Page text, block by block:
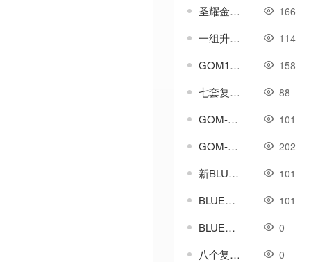
圣耀金戒-可进阶升级型首饰素材 166
一组升级进阶类传奇称号素材 114
GOM1108高清定制盛大复古UI时装称号连击UI 158
七套复古首饰特效素材 88
GOM-GEE-LF通用天下第一脚本-比等级-比属性 101
GOM-GEE-LF引擎-翻牌奖励模板例子脚本 202
新BLUE引擎_新挂机脚本 101
BLUE引擎-挂机循环-自动巡航-自动回血脚本 101
BLUE引擎安全区城市传送NPC美化脚本-带素材 0
八个复古类盾牌素材-无外观 0